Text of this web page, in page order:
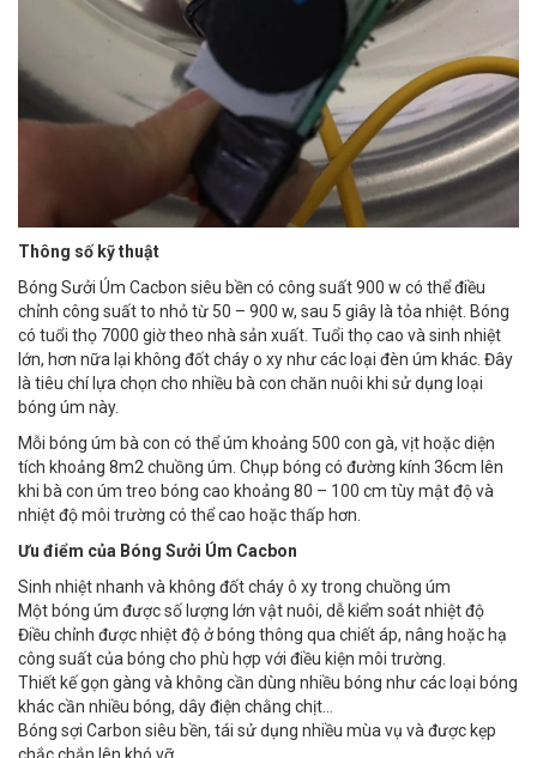
Thông số kỹ thuật
Bóng Sưởi Úm Cacbon siêu bền có công suất 900 w có thể điều
chỉnh công suất to nhỏ từ 50 – 900 w, sau 5 giây là tỏa nhiệt. Bóng
có tuổi thọ 7000 giờ theo nhà sản xuất. Tuổi thọ cao và sinh nhiệt
lớn, hơn nữa lại không đốt cháy o xy như các loại đèn úm khác. Đây
là tiêu chí lựa chọn cho nhiều bà con chăn nuôi khi sử dụng loại
bóng úm này.
Mỗi bóng úm bà con có thể úm khoảng 500 con gà, vịt hoặc diện
tích khoảng 8m2 chuồng úm. Chụp bóng có đường kính 36cm lên
khi bà con úm treo bóng cao khoảng 80 – 100 cm tùy mật độ và
nhiệt độ môi trường có thể cao hoặc thấp hơn.
Ưu điểm của Bóng Sưởi Úm Cacbon
Sinh nhiệt nhanh và không đốt cháy ô xy trong chuồng úm
Một bóng úm được số lượng lớn vật nuôi, dễ kiểm soát nhiệt độ
Điều chỉnh được nhiệt độ ở bóng thông qua chiết áp, nâng hoặc hạ
công suất của bóng cho phù hợp với điều kiện môi trường.
Thiết kế gọn gàng và không cần dùng nhiều bóng như các loại bóng
khác cần nhiều bóng, dây điện chằng chịt…
Bóng sợi Carbon siêu bền, tái sử dụng nhiều mùa vụ và được kẹp